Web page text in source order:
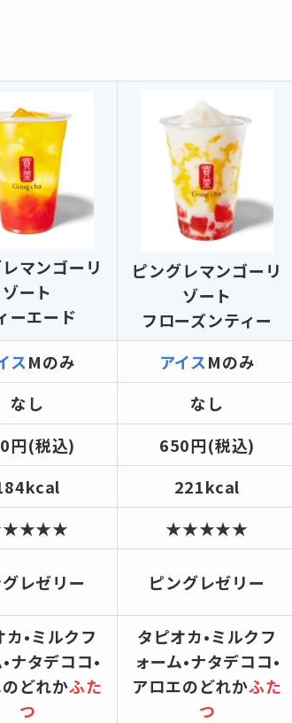
マンゴーリ
ゾート
ーエード
ピングレマンゴーリ
ゾート
フローズンティー
スMのみ アイスMのみ
なし
なし
円(税込)
650円(税込)
221kcal
★★★★★
レゼリー ピングレゼリー
カ•ミルクフ
ナタデココ•
どれかふた
つ
タピオカ•ミルクフ
ォーム•ナタデココ•
アロエのどれかふた
つ